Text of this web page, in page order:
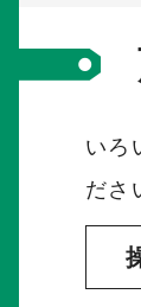
いろ
ださ